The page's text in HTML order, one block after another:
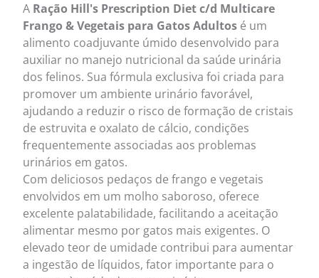
A Ração Hill's Prescription Diet c/d Multicare
Frango & Vegetais para Gatos Adultos é um
alimento coadjuvante úmido desenvolvido para
auxiliar no manejo nutricional da saúde urinária
dos felinos. Sua fórmula exclusiva foi criada para
promover um ambiente urinário favorável,
ajudando a reduzir o risco de formação de cristais
de estruvita e oxalato de cálcio, condições
frequentemente associadas aos problemas
urinários em gatos.
Com deliciosos pedaços de frango e vegetais
envolvidos em um molho saboroso, oferece
excelente palatabilidade, facilitando a aceitação
alimentar mesmo por gatos mais exigentes. O
elevado teor de umidade contribui para aumentar
a ingestão de líquidos, fator importante para o